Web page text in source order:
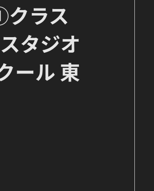
策 K-POPボーカルクラス
ラス
タジオ
ール 東